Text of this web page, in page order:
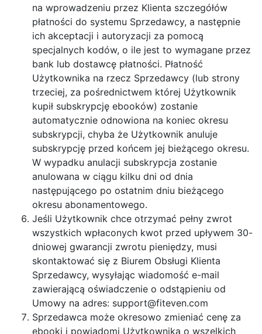
na wprowadzeniu przez Klienta szczegółów
płatności do systemu Sprzedawcy, a następnie
ich akceptacji i autoryzacji za pomocą
specjalnych kodów, o ile jest to wymagane przez
bank lub dostawcę płatności. Płatność
Użytkownika na rzecz Sprzedawcy (lub strony
trzeciej, za pośrednictwem której Użytkownik
kupił subskrypcję ebooków) zostanie
automatycznie odnowiona na koniec okresu
subskrypcji, chyba że Użytkownik anuluje
subskrypcję przed końcem jej bieżącego okresu.
W wypadku anulacji subskrypcja zostanie
anulowana w ciągu kilku dni od dnia
następującego po ostatnim dniu bieżącego
okresu abonamentowego.
Jeśli Użytkownik chce otrzymać pełny zwrot
wszystkich wpłaconych kwot przed upływem 30-
dniowej gwarancji zwrotu pieniędzy, musi
skontaktować się z Biurem Obsługi Klienta
Sprzedawcy, wysyłając wiadomość e-mail
zawierającą oświadczenie o odstąpieniu od
Umowy na adres: support@fiteven.com
Sprzedawca może okresowo zmieniać cenę za
ebooki i powiadomi Użytkownika o wszelkich